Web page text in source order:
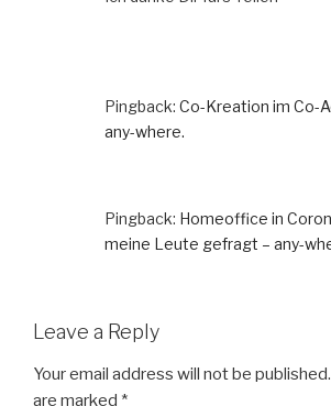
Pingback: Co-Kreation im Co-
any-where.
Pingback: Homeoffice in
meine Leute gefragt – any-
Leave a Reply
Your email address will not be published.
are marked *